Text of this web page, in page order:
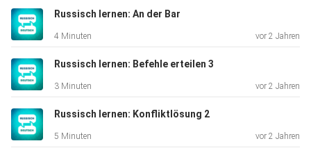
Sehen Sie sich die vollständige Liste der deutschen und
russischen Redewendungen in dieser Folge an.
Kontaktieren Sie uns mit Feedback und Ideen:
languagelearningaccelerator@gmail.com
Russisch lernen: An der Bar
4 Minuten vor 2 Jahren
Russisch lernen: Befehle erteilen 3
3 Minuten vor 2 Jahren
Russisch lernen: Konfliktlösung 2
5 Minuten vor 2 Jahren